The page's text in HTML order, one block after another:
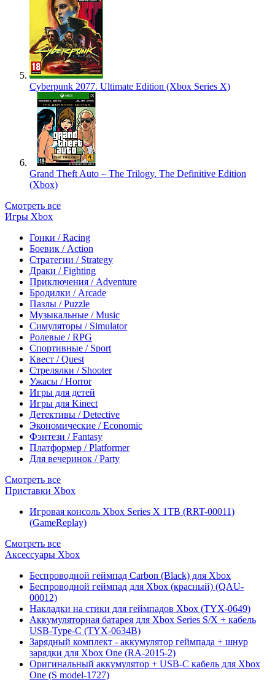
Cyberpunk 2077. Ultimate Edition (Xbox Series X)
Grand Theft Auto – The Trilogy. The Definitive Edition
(Xbox)
Смотреть все
Игры Xbox
Гонки / Racing
Боевик / Action
Стратегии / Strategy
Драки / Fighting
Приключения / Adventure
Бродилки / Arcade
Пазлы / Puzzle
Музыкальные / Music
Симуляторы / Simulator
Ролевые / RPG
Спортивные / Sport
Квест / Quest
Стрелялки / Shooter
Ужасы / Horror
Игры для детей
Игры для Kinect
Детективы / Detective
Экономические / Economic
Фэнтези / Fantasy
Платформер / Platformer
Для вечеринок / Party
Смотреть все
Приставки Xbox
Игровая консоль Xbox Series X 1TB (RRT-00011)
(GameReplay)
Смотреть все
Аксессуары Xbox
Беспроводной геймпад Carbon (Black) для Xbox
Беспроводной геймпад для Xbox (красный) (QAU-
00012)
Накладки на стики для геймпадов Xbox (TYX-0649)
Аккумуляторная батарея для Xbox Series S/X + кабель
USB-Type-C (TYX-0634B)
Зарядный комплект - аккумулятор геймпада + шнур
зарядки для Xbox One (RA-2015-2)
Оригинальный аккумулятор + USB-C кабель для Xbox
One (S model-1727)